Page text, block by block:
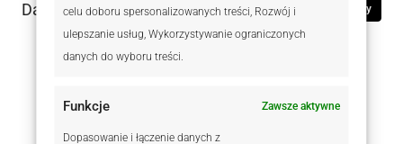
celu doboru spersonalizowanych treści, Rozwój i
ulepszanie usług, Wykorzystywanie ograniczonych
danych do wyboru treści.
Funkcje Zawsze aktywne
Dopasowanie i łączenie danych z
Dane kontaktowe Zobacz oferty
Martyna Nowocień